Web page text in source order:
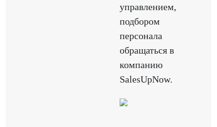
управлением,
подбором
персонала
обращаться в
компанию
SalesUpNow.